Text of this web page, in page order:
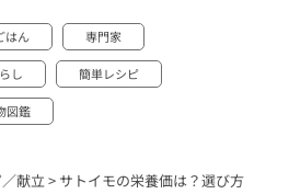
はん 専門家
し 簡単レシピ
図鑑
献立 > サトイモの栄養価は？選び方